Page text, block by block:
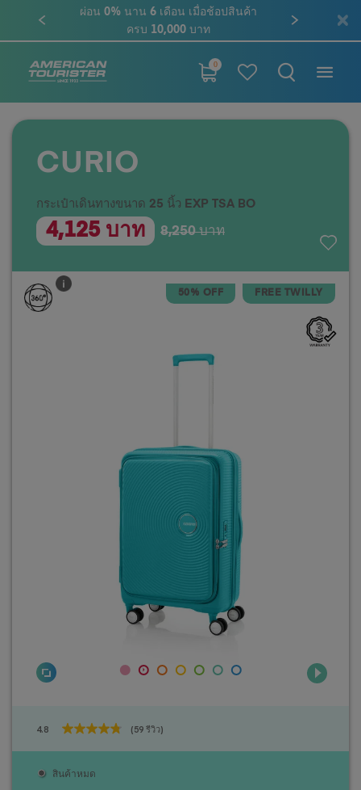
ผ่อน 0% นาน 6 เดือน เมื่อช้อปสินค้า
ครบ 10,000 บาท
0
CURIO
กระเป๋าเดินทางขนาด 25 นิ้ว EXP TSA BO
4,125 บาท 8,250 บาท
50% OFF FREE TWILLY
4.8 (59 รีวิว)
4.8
จาก
5
สินค้าหมด